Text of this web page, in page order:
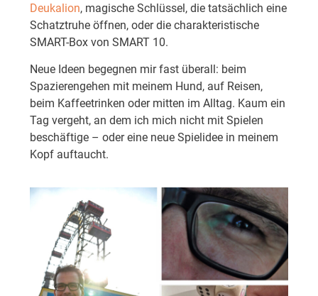
Deukalion, magische Schlüssel, die tatsächlich eine
Schatztruhe öffnen, oder die charakteristische
SMART-Box von SMART 10.
Neue Ideen begegnen mir fast überall: beim
Spazierengehen mit meinem Hund, auf Reisen,
beim Kaffeetrinken oder mitten im Alltag. Kaum ein
Tag vergeht, an dem ich mich nicht mit Spielen
beschäftige – oder eine neue Spielidee in meinem
Kopf auftaucht.